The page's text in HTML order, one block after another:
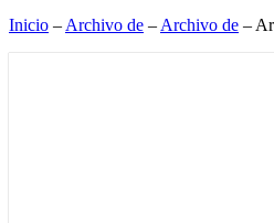
Inicio – Archivo de – Archivo de –